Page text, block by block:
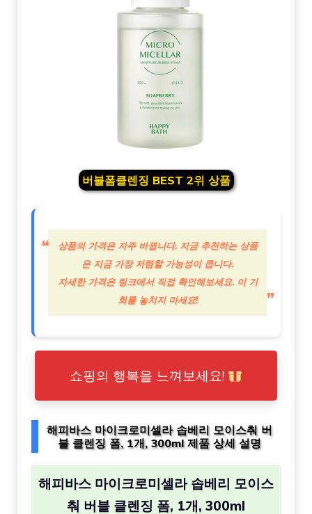
버블폼클렌징 BEST 2위 상품
상품의 가격은 자주 바뀝니다. 지금 추천하는 상품
은 지금 가장 저렴할 가능성이 큽니다.
자세한 가격은 링크에서 직접 확인해보세요. 이 기
회를 놓치지 마세요!
쇼핑의 행복을 느껴보세요!
해피바스 마이크로미셀라 솝베리 모이스춰 버
블 클렌징 폼, 1개, 300ml 제품 상세 설명
해피바스 마이크로미셀라 솝베리 모이스
춰 버블 클렌징 폼, 1개, 300ml